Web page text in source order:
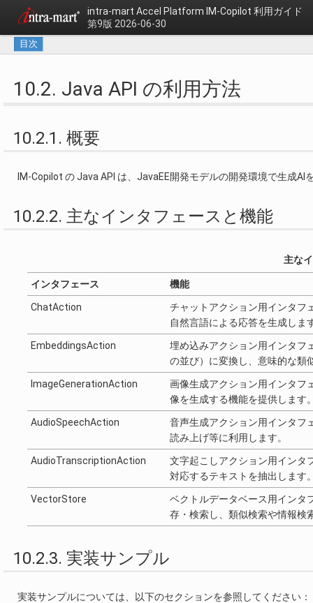
intra-mart Accel Platform IM-Copilot 利用ガイド
第9版 2026-06-30
目次
10.2. Java API の利用方法
10.2.1. 概要
IM-Copilot の Java API は、JavaEE開発モデルの開発環境で生成
10.2.2. 主なインタフェースと機能
主な
インタフェース 機能
ChatAction
チャットアクション用インタフ
自然言語による応答を生成しま
EmbeddingsAction
埋め込みアクション用インタフ
の並び）に変換し、意味的な類
ImageGenerationAction
画像生成アクション用インタフ
像を生成する機能を提供します
AudioSpeechAction
音声生成アクション用インタフ
読み上げ等に利用します。
AudioTranscriptionAction
文字起こしアクション用インタ
対応するテキストを抽出します
VectorStore
ベクトルデータベース用インタ
存・検索し、類似検索や情報検
10.2.3. 実装サンプル
実装サンプルについては、以下のセクションを参照してください：